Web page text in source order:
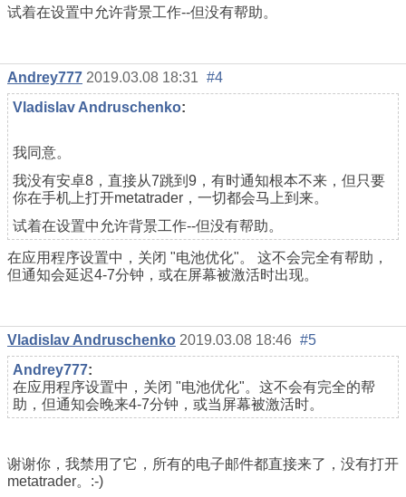
试着在设置中允许背景工作--但没有帮助。
Andrey777 2019.03.08 18:31 #4
Vladislav Andruschenko:
我同意。
我没有安卓8，直接从7跳到9，有时通知根本不来，但只要
你在手机上打开metatrader，一切都会马上到来。
试着在设置中允许背景工作--但没有帮助。
在应用程序设置中，关闭 "电池优化"。 这不会完全有帮助，
但通知会延迟4-7分钟，或在屏幕被激活时出现。
Vladislav Andruschenko 2019.03.08 18:46 #5
Andrey777:
在应用程序设置中，关闭 "电池优化"。这不会有完全的帮
助，但通知会晚来4-7分钟，或当屏幕被激活时。
谢谢你，我禁用了它，所有的电子邮件都直接来了，没有打开
metatrader。:-)